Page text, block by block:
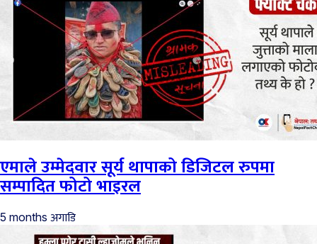
एमाले उम्मेदवार सूर्य थापाको डिजिटल रुपमा
सम्पादित फोटो भाइरल
5 months अगाडि